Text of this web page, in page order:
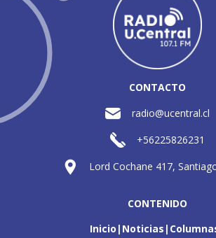
CONTACTO
radio@ucentral.cl
+56225826231
Lord Cochane 417,
CONTENIDO
Inicio Noticias